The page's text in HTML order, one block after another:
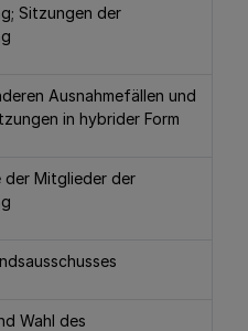
Sitzungen der
Ausnahmefällen und
in hybrider Form
Mitglieder der
Wahl des